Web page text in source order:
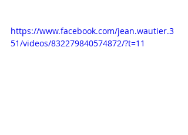
https://www.facebook.com/jean.wautier.3
51/videos/832279840574872/?t=11